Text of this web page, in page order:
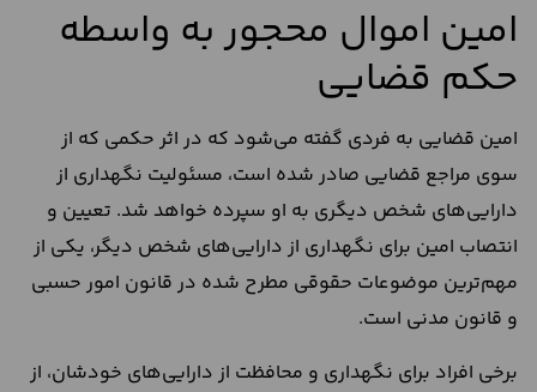
امین اموال محجور به واسطه
حکم قضایی
امین قضایی به فردی گفته می‌شود که در اثر حکمی که از
سوی مراجع قضایی صادر شده است، مسئولیت نگهداری از
دارایی‌های شخص دیگری به او سپرده خواهد شد. تعیین و
انتصاب امین برای نگهداری از دارایی‌های شخص دیگر، یکی از
مهم‌ترین موضوعات حقوقی مطرح شده در قانون امور حسبی
و قانون مدنی است.
برخی افراد برای نگهداری و محافظت از دارایی‌های خودشان، از